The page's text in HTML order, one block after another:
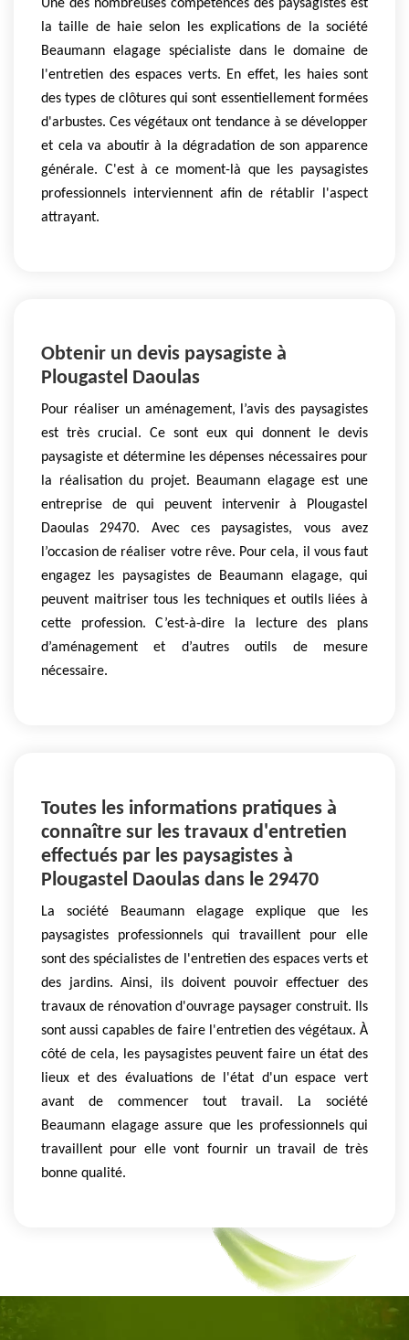
Une des nombreuses compétences des paysagistes est
la taille de haie selon les explications de la société
Beaumann elagage spécialiste dans le domaine de
l'entretien des espaces verts. En effet, les haies sont
des types de clôtures qui sont essentiellement formées
d'arbustes. Ces végétaux ont tendance à se développer
et cela va aboutir à la dégradation de son apparence
générale. C'est à ce moment-là que les paysagistes
professionnels interviennent afin de rétablir l'aspect
attrayant.
Obtenir un devis paysagiste à
Plougastel Daoulas
Pour réaliser un aménagement, l’avis des paysagistes
est très crucial. Ce sont eux qui donnent le devis
paysagiste et détermine les dépenses nécessaires pour
la réalisation du projet. Beaumann elagage est une
entreprise de qui peuvent intervenir à Plougastel
Daoulas 29470. Avec ces paysagistes, vous avez
l’occasion de réaliser votre rêve. Pour cela, il vous faut
engagez les paysagistes de Beaumann elagage, qui
peuvent maitriser tous les techniques et outils liées à
cette profession. C’est-à-dire la lecture des plans
d’aménagement et d’autres outils de mesure
nécessaire.
Toutes les informations pratiques à
connaître sur les travaux d'entretien
effectués par les paysagistes à
Plougastel Daoulas dans le 29470
La société Beaumann elagage explique que les
paysagistes professionnels qui travaillent pour elle
sont des spécialistes de l'entretien des espaces verts et
des jardins. Ainsi, ils doivent pouvoir effectuer des
travaux de rénovation d'ouvrage paysager construit. Ils
sont aussi capables de faire l'entretien des végétaux. À
côté de cela, les paysagistes peuvent faire un état des
lieux et des évaluations de l'état d'un espace vert
avant de commencer tout travail. La société
Beaumann elagage assure que les professionnels qui
travaillent pour elle vont fournir un travail de très
bonne qualité.